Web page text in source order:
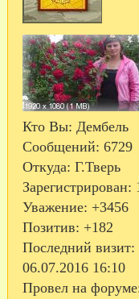
Кто Вы: Дембель
Сообщений: 6729
Откуда: Г.Тверь
Зарегистрирован:
Уважение: +3456
Позитив: +182
Последний визит:
06.07.2016 16:10
Провел на